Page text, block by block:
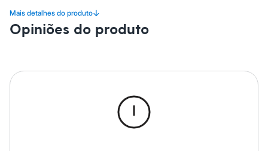
Sawary
Yessica
Moda esportiva
Acessórios
Leggings
Shorts e Bermudas
Mais detalhes do produto↓
Opiniões do produto